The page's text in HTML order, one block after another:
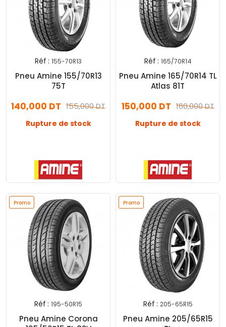
Réf : 155-70R13
Pneu Amine 155/70R13
75T
155,000 DT
140,000 DT
Rupture de stock
Réf : 165/70R14
Pneu Amine 165/70R14 TL
Atlas 81T
160,000 DT
150,000 DT
Rupture de stock
Promo
Réf : 195-50R15
Pneu Amine Corona
Promo
Réf : 205-65R15
Pneu Amine 205/65R15